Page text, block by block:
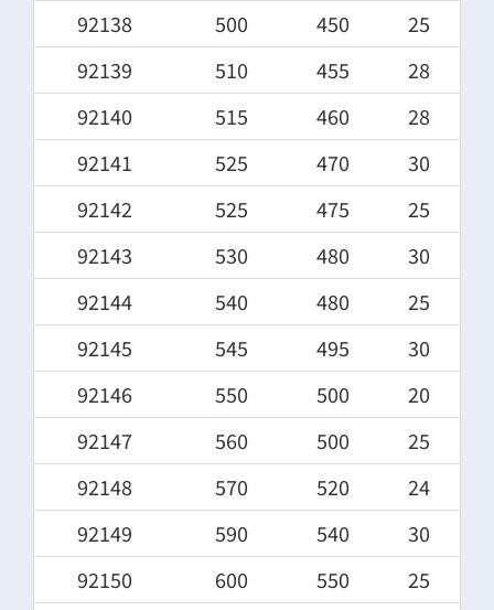
92138
500 450
25
92139
510 455
28
92140
515 460
28
92141
525 470
30
92142
525 475
25
92143
530 480
30
92144
540 480
25
92145
545 495
30
92146
550 500
20
92147
560 500
25
92148
570 520
24
92149
590 540
30
92150
600 550
25